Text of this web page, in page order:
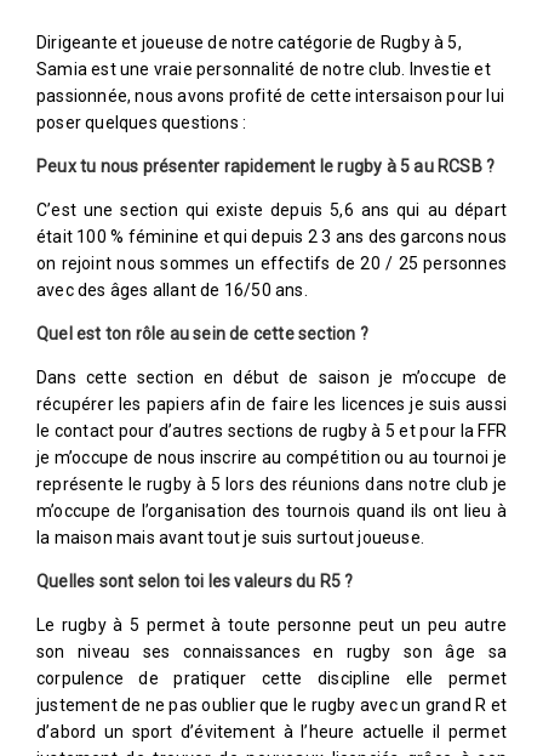
Dirigeante et joueuse de notre catégorie de Rugby à 5,
Samia est une vraie personnalité de notre club. Investie et
passionnée, nous avons profité de cette intersaison pour lui
poser quelques questions :
Peux tu nous présenter rapidement le rugby à 5 au RCSB ?
C’est une section qui existe depuis 5,6 ans qui au départ
était 100 % féminine et qui depuis 2 3 ans des garcons nous
on rejoint nous sommes un effectifs de 20 / 25 personnes
avec des âges allant de 16/50 ans.
Quel est ton rôle au sein de cette section ?
Dans cette section en début de saison je m’occupe de
récupérer les papiers afin de faire les licences je suis aussi
le contact pour d’autres sections de rugby à 5 et pour la FFR
je m’occupe de nous inscrire au compétition ou au tournoi je
représente le rugby à 5 lors des réunions dans notre club je
m’occupe de l’organisation des tournois quand ils ont lieu à
la maison mais avant tout je suis surtout joueuse.
Quelles sont selon toi les valeurs du R5 ?
Le rugby à 5 permet à toute personne peut un peu autre
son niveau ses connaissances en rugby son âge sa
corpulence de pratiquer cette discipline elle permet
justement de ne pas oublier que le rugby avec un grand R et
d’abord un sport d’évitement à l’heure actuelle il permet